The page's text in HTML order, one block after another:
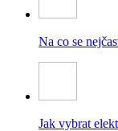
Na co se
Jak vybrat